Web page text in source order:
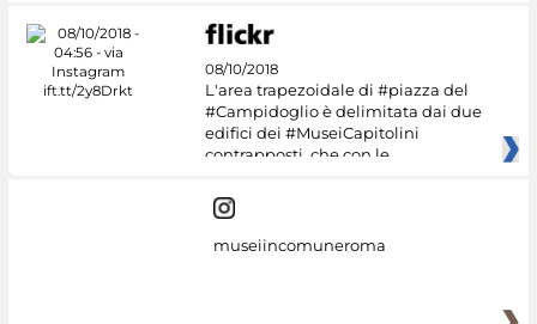
08/10/2018
L'area trapezoidale di #piazza del
#Campidoglio è delimitata dai due
edifici dei #MuseiCapitolini
contrapposti, che con le
museiincomuneroma